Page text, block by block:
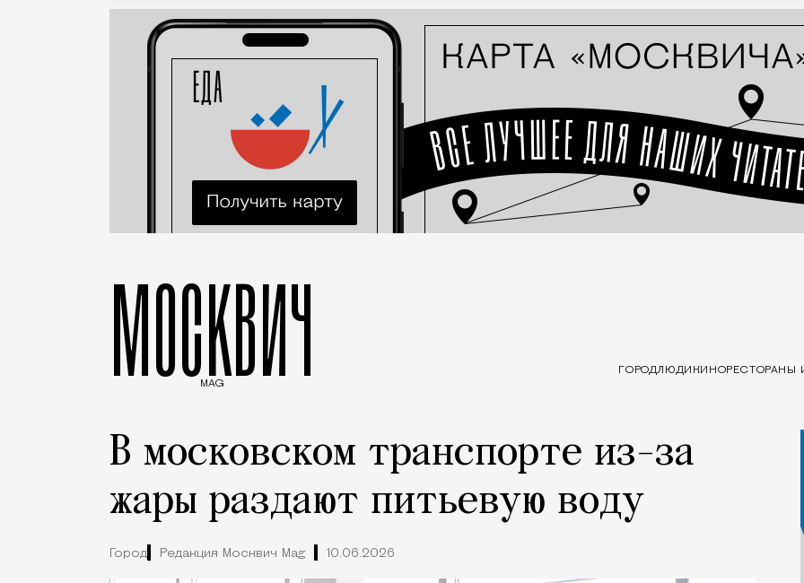
МОСКВИЧ
MAG
ГОРОДЛЮДИ КИНОРЕСТОРАНЫ
В московском транспорте из-за
жары раздают питьевую воду
Город Редакция Москвич Mag 10.06.2026